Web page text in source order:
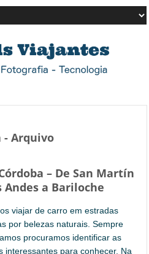
- Arquivo
– De San Martín
Andes a Bariloche
viajar de carro em estradas
por belezas naturais. Sempre
procuramos identificar as
interessantes para conhecer. Na